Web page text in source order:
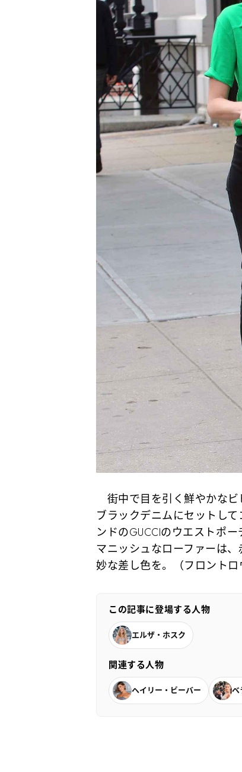
街中で目を引く鮮やかなビ
ブラックデニムにセットし
ンドのGUCCIのウエストポ
マニッシュなローファーは
妙な差し色を。（フロントロ
この記事に登場する人物
エルザ・ホスク
関連する人物
ヘイリー・ビーバー ベ